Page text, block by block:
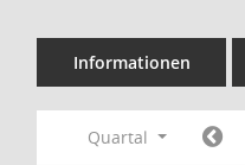
Informationen
Quartal